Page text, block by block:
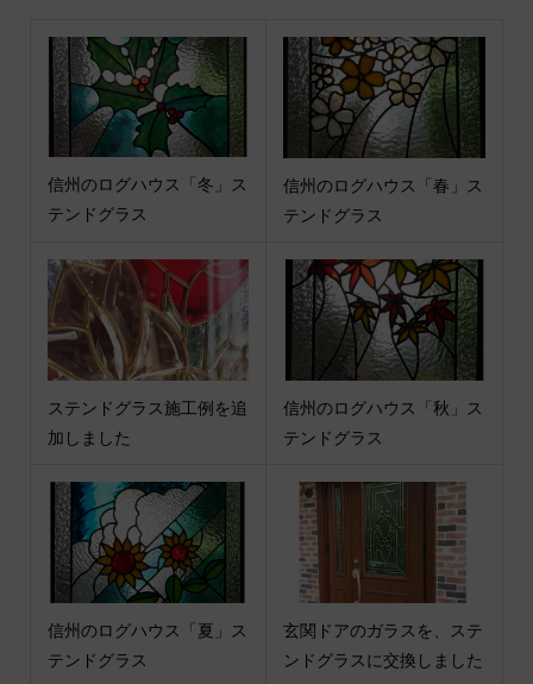
信州のログハウス「冬」ス
テンドグラス
信州のログハウス「春」ス
テンドグラス
ステンドグラス施工例を追
加しました
信州のログハウス「秋」ス
テンドグラス
信州のログハウス「夏」ス
テンドグラス
玄関ドアのガラスを、ステ
ンドグラスに交換しました